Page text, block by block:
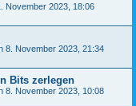
November 2023, 18:06
8. November 2023, 21:34
Bits zerlegen
8. November 2023, 10:08